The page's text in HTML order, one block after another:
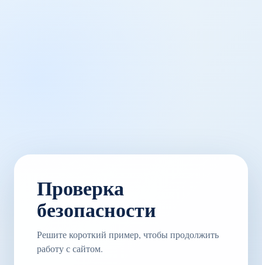
Проверка
безопасности
Решите короткий пример, чтобы продолжить
работу с сайтом.